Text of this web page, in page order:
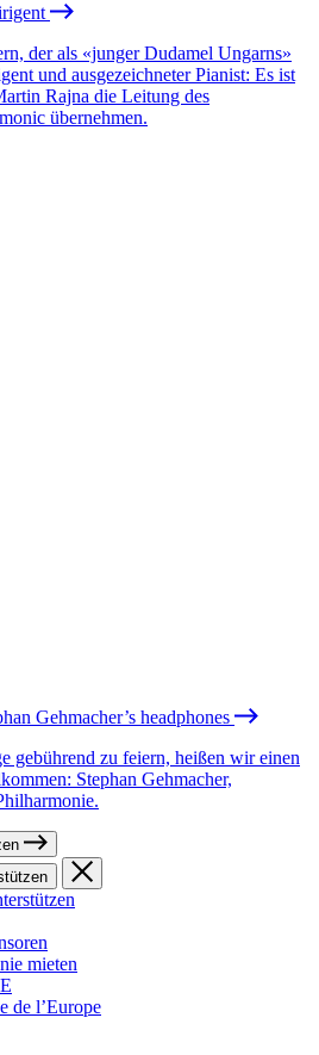
der als «junger Dudamel Ungarns»
und ausgezeichneter Pianist: Es ist
Rajna die Leitung des
übernehmen.
Gehmacher’s headphones
gebührend zu feiern, heißen wir einen
Stephan Gehmacher,
mieten
de l’Europe